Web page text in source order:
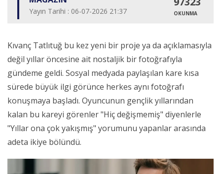
Yayın Tarihi : 06-07-2026 21:37 OKUNMA
Kıvanç Tatlıtuğ bu kez yeni bir proje ya da açıklamasıyla
değil yıllar öncesine ait nostaljik bir fotoğrafıyla
gündeme geldi. Sosyal medyada paylaşılan kare kısa
sürede büyük ilgi görünce herkes aynı fotoğrafı
konuşmaya başladı. Oyuncunun gençlik yıllarından
kalan bu kareyi görenler "Hiç değişmemiş" diyenlerle
"Yıllar ona çok yakışmış" yorumunu yapanlar arasında
adeta ikiye bölündü.